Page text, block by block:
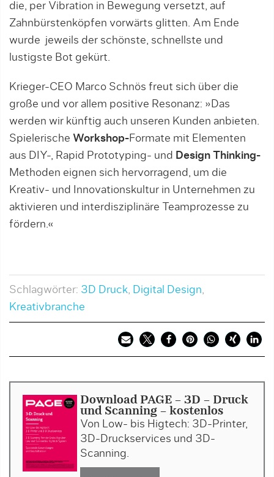
die, per Vibration in Bewegung versetzt, auf
Zahnbürstenköpfen vorwärts glitten. Am Ende
wurde jeweils der schönste, schnellste und
lustigste Bot gekürt.
Krieger-CEO Marco Schnös freut sich über die
große und vor allem positive Resonanz: » Das
werden wir künftig auch unseren Kunden anbieten.
Spielerische Workshop-Formate mit Elementen
aus DIY-, Rapid Prototyping- und Design Thinking-
Methoden eignen sich hervorragend, um die
Kreativ- und Innovationskultur in Unternehmen zu
aktivieren und interdisziplinäre Teamprozesse zu
fördern.«
Schlagwörter: 3D Druck, Digital Design,
Kreativbranche
Download PAGE - 3D – Druck
und Scanning - kostenlos
Von Low- bis Higtech: 3D-Printer,
3D-Druckservices und 3D-
Scanning.